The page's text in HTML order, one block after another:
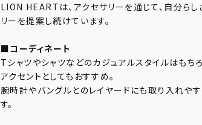
LION HEARTは、アクセサリーを通じて、自分ら
リーを提案し続けています。
■コーディネート
Tシャツやシャツなどのカジュアルスタイルはもち
アクセントとしてもおすすめ。
腕時計やバングルとのレイヤードにも取り入れや
す。